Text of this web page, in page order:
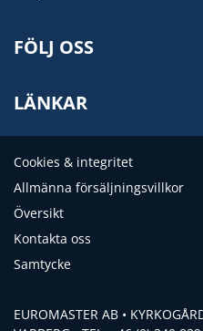
FÖLJ OSS
LÄNKAR
Cookies & integritet
Allmänna försäljningsvillkor
Översikt
Kontakta oss
Samtycke
EUROMASTER AB •